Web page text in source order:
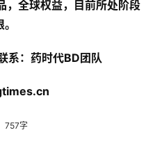
，全球权益，目前所处阶段
系：药时代BD团队
757字